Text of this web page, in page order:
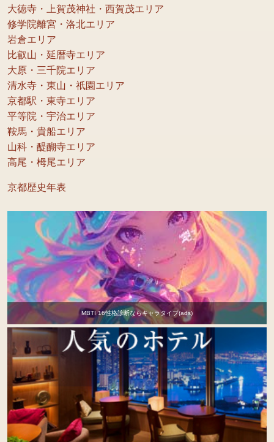
大徳寺・上賀茂神社・西賀茂エリア
修学院離宮・洛北エリア
岩倉エリア
比叡山・延暦寺エリア
大原・三千院エリア
清水寺・東山・祇園エリア
京都駅・東寺エリア
平等院・宇治エリア
鞍馬・貴船エリア
山科・醍醐寺エリア
高尾・栂尾エリア
京都歴史年表
MBTI 16性格診断ならキャラタイプ(ads)